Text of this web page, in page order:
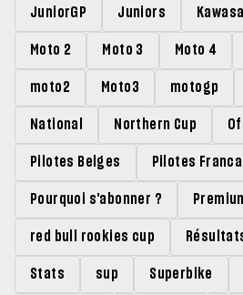
JuniorGP Juniors
Moto 2 Moto 3 Moto 4
moto2 Moto3 motogp
National Northern Cup
Pilotes Belges Pilotes
Pourquoi s'abonner ?
red bull rookies cup
Stats sup Superbike